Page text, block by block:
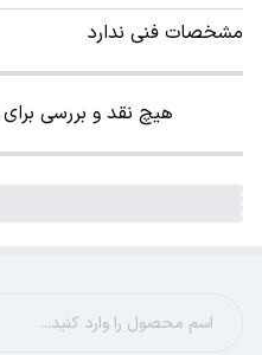
مشخصات فنی ندارد
هیچ نقد و بررسی